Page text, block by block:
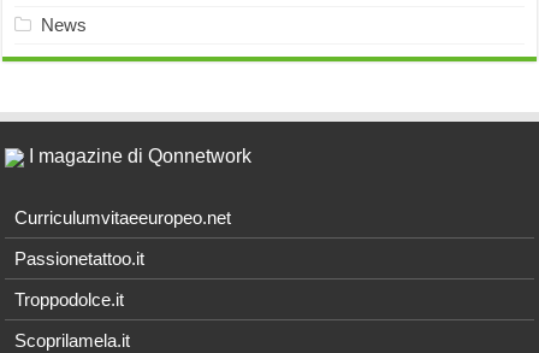
News
I magazine di Qonnetwork
Curriculumvitaeeuropeo.net
Passionetattoo.it
Troppodolce.it
Scoprilamela.it